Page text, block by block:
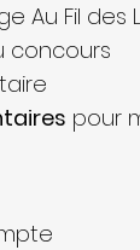
Au Fil des
concours
pour